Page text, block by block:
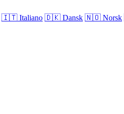
🇮🇹 Italiano 🇩🇰 Dansk 🇳🇴 Norsk